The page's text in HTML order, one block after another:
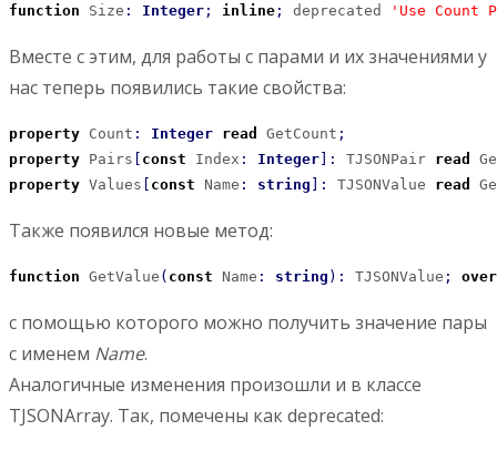
function Size : Integer ; inline ; deprecated 'Use Count
Вместе с этим, для работы с парами и их значениями у
нас теперь появились такие свойства:
property Count : Integer read GetCount ;
property Pairs const Index : Integer : TJSONPair read
property Values const Name : string : TJSONValue read
Также появился новые метод:
function GetValue ( const Name : string ) : TJSONValue ;
с помощью которого можно получить значение пары
с именем Name.
Аналогичные изменения произошли и в классе
TJSONArray. Так, помечены как deprecated: